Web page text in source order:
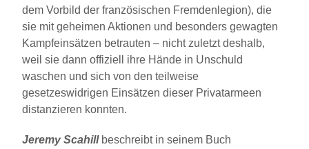
dem Vorbild der französischen Fremdenlegion), die
sie mit geheimen Aktionen und besonders gewagten
Kampfeinsätzen betrauten – nicht zuletzt deshalb,
weil sie dann offiziell ihre Hände in Unschuld
waschen und sich von den teilweise
gesetzeswidrigen Einsätzen dieser Privatarmeen
distanzieren konnten.
Jeremy Scahillbeschreibt in seinem Buch